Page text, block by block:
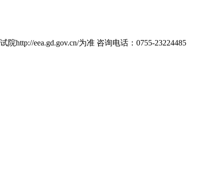
eea.gd.gov.cn/为准 咨询电话：0755-23224485